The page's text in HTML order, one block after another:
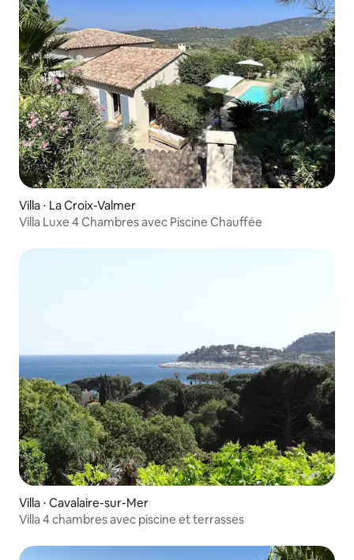
Villa ⋅ La Croix-Valmer
Villa Luxe 4 Chambres avec Piscine Chauffée
Villa ⋅ Cavalaire-sur-Mer
Villa 4 chambres avec piscine et terrasses